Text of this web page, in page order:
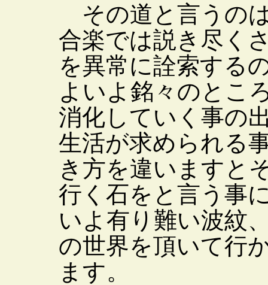
その道と言うの
合楽では説き尽く
を異常に詮索する
よいよ銘々のとこ
消化していく事の
生活が求められる
き方を違いますと
行く石をと言う事
いよ有り難い波紋
の世界を頂いて行
ます。